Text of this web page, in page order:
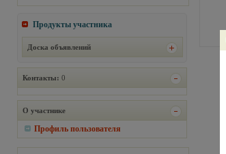
Продукты участника
Доска объявлений
Контакты: 0
О участнике
Профиль пользователя